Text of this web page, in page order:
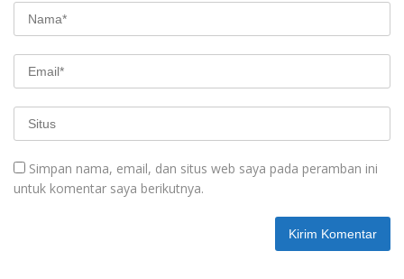
Simpan nama, email, dan situs web saya pada peramban ini
untuk komentar saya berikutnya.